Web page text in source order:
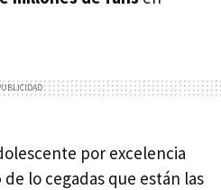
por excelencia
de lo cegadas que están las